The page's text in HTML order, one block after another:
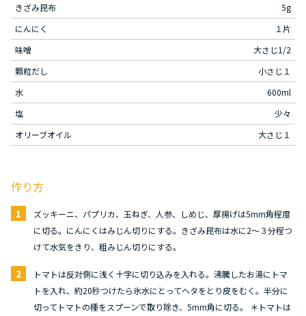
きざみ昆布
5g
にんにく
１片
味噌
大さじ1/2
顆粒だし
小さじ１
水
600ml
塩
少々
オリーブオイル
大さじ１
作り方
1
ズッキーニ、パプリカ、玉ねぎ、人参、しめじ、厚揚げは5mm角程度
に切る。にんにくはみじん切りにする。きざみ昆布は水に2〜３分程つ
けて水気をきり、粗みじん切りにする。
2
トマトは反対側に浅く十字に切り込みを入れる。沸騰したお湯にトマ
トを入れ、約20秒つけたら氷水にとってヘタをとり皮をむく。半分に
切ってトマトの種をスプーンで取り除き、5mm角に切る。 ＊トマトは